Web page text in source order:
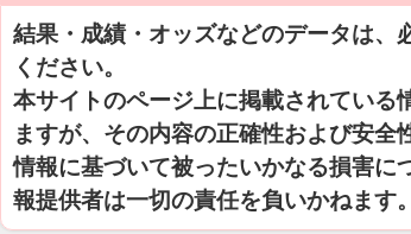
結果・成績・オッズなどのデータは、
ください。
本サイトのページ上に掲載されている
ますが、その内容の正確性および安
情報に基づいて被ったいかなる損害に
報提供者は一切の責任を負いかねます。